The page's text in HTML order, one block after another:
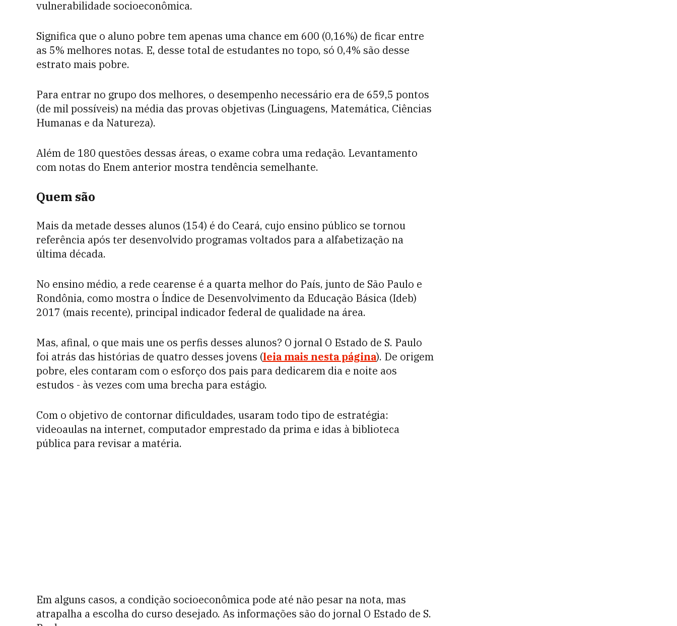
vulnerabilidade socioeconômica.
Significa que o aluno pobre tem apenas uma chance em 600 (0,16%) de ficar entre
as 5% melhores notas. E, desse total de estudantes no topo, só 0,4% são desse
estrato mais pobre.
Para entrar no grupo dos melhores, o desempenho necessário era de 659,5 pontos
(de mil possíveis) na média das provas objetivas (Linguagens, Matemática, Ciências
Humanas e da Natureza).
Além de 180 questões dessas áreas, o exame cobra uma redação. Levantamento
com notas do Enem anterior mostra tendência semelhante.
Quem são
Mais da metade desses alunos (154) é do Ceará, cujo ensino público se tornou
referência após ter desenvolvido programas voltados para a alfabetização na
última década.
No ensino médio, a rede cearense é a quarta melhor do País, junto de São Paulo e
Rondônia, como mostra o Índice de Desenvolvimento da Educação Básica (Ideb)
2017 (mais recente), principal indicador federal de qualidade na área.
Mas, afinal, o que mais une os perfis desses alunos? O jornal O Estado de S. Paulo
foi atrás das histórias de quatro desses jovens (leia mais nesta página). De origem
pobre, eles contaram com o esforço dos pais para dedicarem dia e noite aos
estudos - às vezes com uma brecha para estágio.
Com o objetivo de contornar dificuldades, usaram todo tipo de estratégia:
videoaulas na internet, computador emprestado da prima e idas à biblioteca
pública para revisar a matéria.
Em alguns casos, a condição socioeconômica pode até não pesar na nota, mas
atrapalha a escolha do curso desejado. As informações são do jornal O Estado de S.